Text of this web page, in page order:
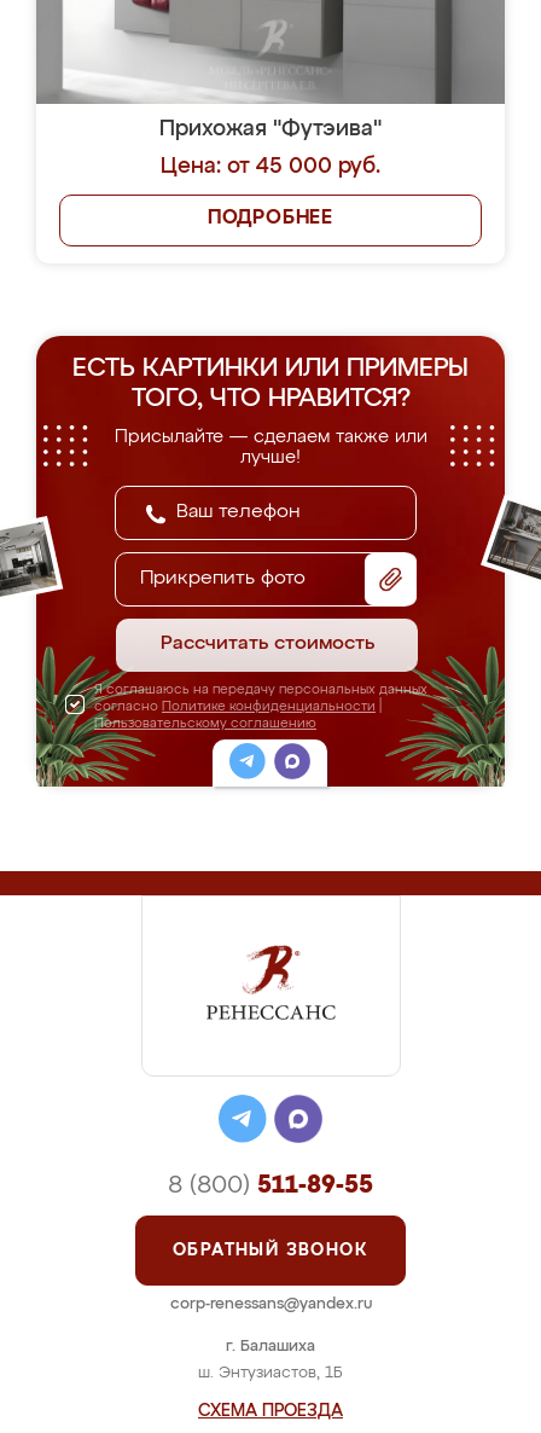
Прихожая "Футэива"
Цена: от 45 000 руб.
ПОДРОБНЕЕ
ЕСТЬ КАРТИНКИ ИЛИ ПРИМЕРЫ
ТОГО, ЧТО НРАВИТСЯ?
Присылайте — сделаем также или
лучше!
Прикрепить фото
Рассчитать стоимость
Я соглашаюсь на передачу персональных данных
согласно Политике конфиденциальности
Пользовательскому соглашению
г. Балашиха
ш. Энтузиастов, 1Б
СХЕМА ПРОЕЗДА
8 (800) 511-89-55
ОБРАТНЫЙ ЗВОНОК
corp-renessans@yandex.ru